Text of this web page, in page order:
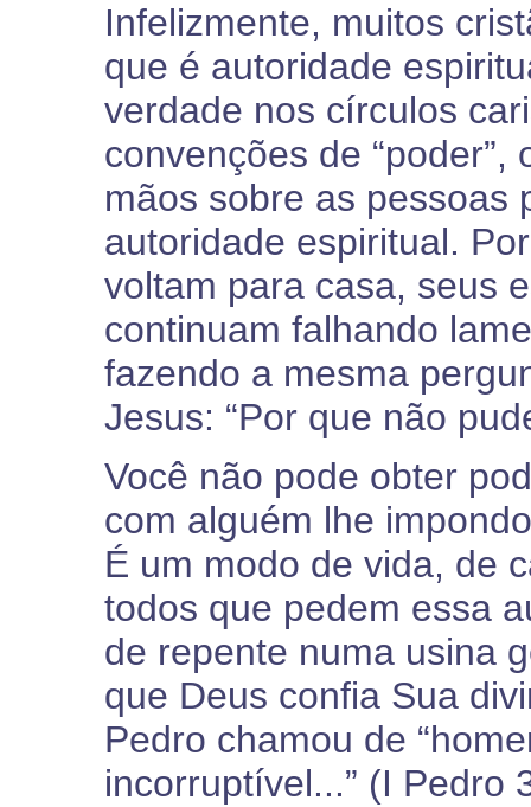
Infelizmente, muitos
que é autoridade
verdade nos círculos
convenções de
mãos sobre as pessoas
autoridade espiritual.
voltam para casa, seus
continuam falhando
fazendo a mesma
Jesus: “Por que não
Você não pode obter
com alguém lhe
É um modo de vida, de
todos que pedem essa
de repente numa usina
que Deus confia Sua
Pedro chamou de
incorruptível...” (I Pedro